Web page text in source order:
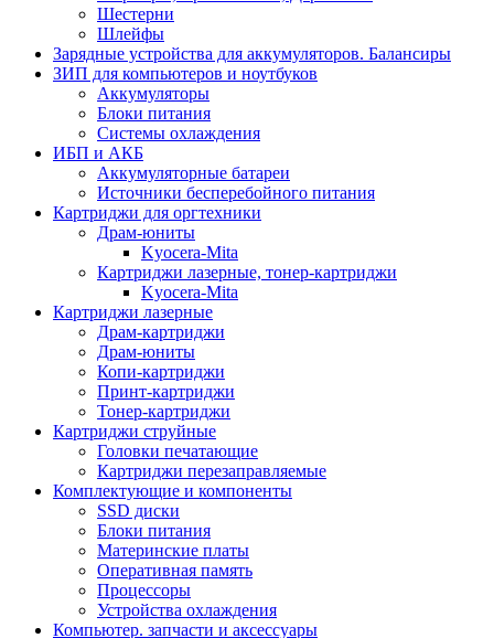
Шестерни
Шлейфы
Зарядные устройства для аккумуляторов. Балансиры
ЗИП для компьютеров и ноутбуков
Аккумуляторы
Блоки питания
Системы охлаждения
ИБП и АКБ
Аккумуляторные батареи
Источники бесперебойного питания
Картриджи для оргтехники
Драм-юниты
Kyocera-Mita
Картриджи лазерные, тонер-картриджи
Kyocera-Mita
Картриджи лазерные
Драм-картриджи
Драм-юниты
Копи-картриджи
Принт-картриджи
Тонер-картриджи
Картриджи струйные
Головки печатающие
Картриджи перезаправляемые
Комплектующие и компоненты
SSD диски
Блоки питания
Материнские платы
Оперативная память
Процессоры
Устройства охлаждения
Компьютер. запчасти и аксессуары